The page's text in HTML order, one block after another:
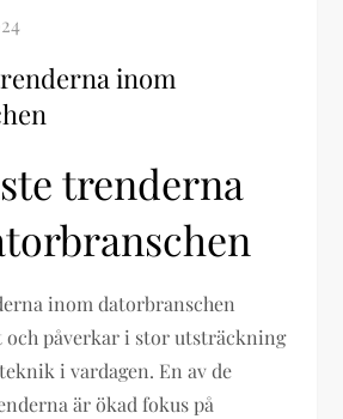
inom
trenderna
inom datorbranschen
och påverkar i stor utsträckning
i vardagen. En av de
är ökad fokus på